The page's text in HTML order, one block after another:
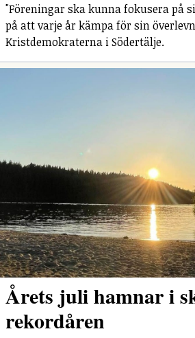
"Föreningar ska kunna fokusera på
på att varje år kämpa för sin
Kristdemokraterna i Södertälje.
Årets juli hamnar i
rekordåren